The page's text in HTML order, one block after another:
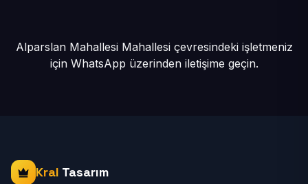
Alparslan Mahallesi Mahallesi çevresindeki işletmeniz
için WhatsApp üzerinden iletişime geçin.
Kral Tasarım